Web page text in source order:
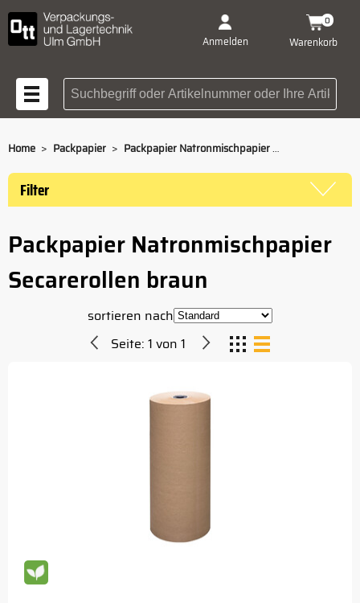
Anmelden Warenkorb
0
Suchbegriff oder
Home > Packpapier > Packpapier Natronmischpapier Secarerollen braun
Filter
Packpapier Natronmischpapier
Secarerollen braun
sortieren nach
Seite: 1 von 1